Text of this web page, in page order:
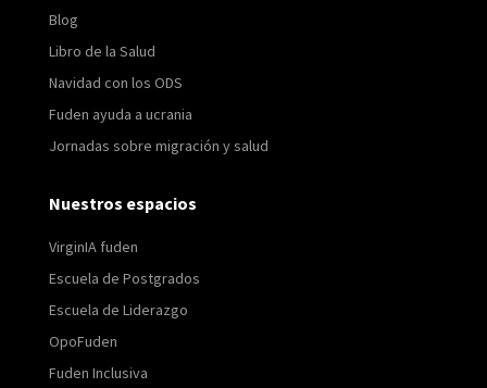
Blog
Libro de la Salud
Navidad con los ODS
Fuden ayuda a ucrania
Jornadas sobre migración y salud
Nuestros espacios
VirginIA fuden
Escuela de Postgrados
Escuela de Liderazgo
OpoFuden
Fuden Inclusiva